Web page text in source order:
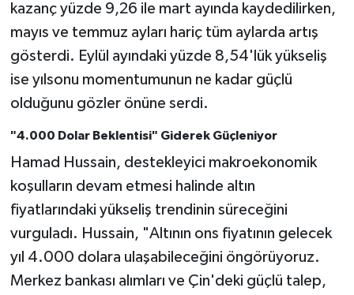
kazanç yüzde 9,26 ile mart ayında kaydedilirken,
mayıs ve temmuz ayları hariç tüm aylarda artış
gösterdi. Eylül ayındaki yüzde 8,54'lük yükseliş
ise yılsonu momentumunun ne kadar güçlü
olduğunu gözler önüne serdi.
"4.000 Dolar Beklentisi" Giderek Güçleniyor
Hamad Hussain, destekleyici makroekonomik
koşulların devam etmesi halinde altın
fiyatlarındaki yükseliş trendinin süreceğini
vurguladı. Hussain, "Altının ons fiyatının gelecek
yıl 4.000 dolara ulaşabileceğini öngörüyoruz.
Merkez bankası alımları ve Çin'deki güçlü talep,